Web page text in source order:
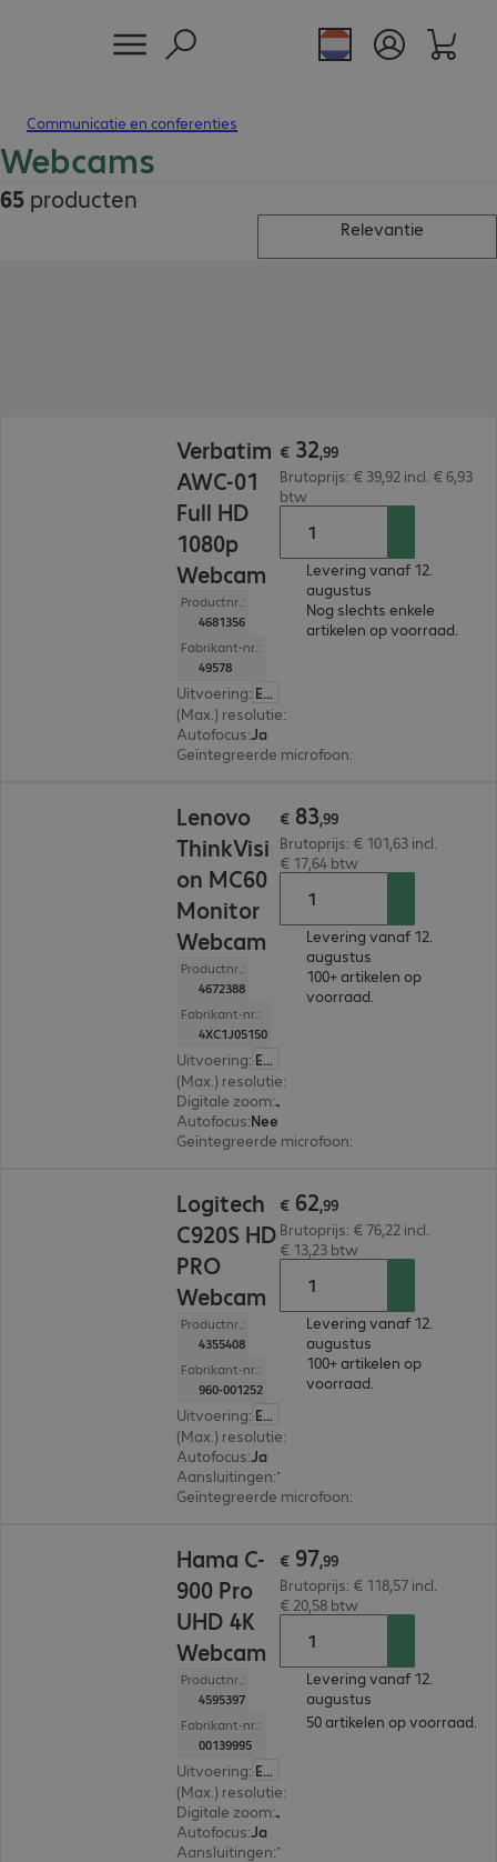
Communicatie en conferenties
Webcams
65 producten
Relevantie
Verbatim
AWC-01
Full HD
1080p
Webcam
Productnr.:
4681356
Fabrikant-nr.:
49578
Uitvoering: Europa
(Max.) resolutie:
Autofocus:Ja
Geïntegreerde microfoon:
€ 32,99
Brutoprijs: € 39,92 incl. € 6,93
btw
Levering vanaf 12.
augustus
Nog slechts enkele
artikelen op voorraad.
Lenovo
ThinkVisi
on MC60
Monitor
Webcam
Productnr.:
4672388
Fabrikant-nr.:
4XC1J05150
Uitvoering: Europa
(Max.) resolutie:
Digitale zoom:
Autofocus:Nee
Geïntegreerde microfoon:
€ 83,99
Brutoprijs: € 101,63 incl.
€ 17,64 btw
Levering vanaf 12.
augustus
100+ artikelen op
voorraad.
Logitech
C920S HD
PRO
Webcam
Productnr.:
4355408
Fabrikant-nr.:
960-001252
Uitvoering: Europa
(Max.) resolutie:
Autofocus:Ja
Aansluitingen:
Geïntegreerde microfoon:
€ 62,99
Brutoprijs: € 76,22 incl.
€ 13,23 btw
Levering vanaf 12.
augustus
100+ artikelen op
voorraad.
Hama C-
900 Pro
UHD 4K
Webcam
Productnr.:
4595397
Fabrikant-nr.:
00139995
Uitvoering: Europa
(Max.) resolutie:
Digitale zoom:
Autofocus:Ja
Aansluitingen:
€ 97,99
Brutoprijs: € 118,57 incl.
€ 20,58 btw
Levering vanaf 12.
augustus
50 artikelen op voorraad.